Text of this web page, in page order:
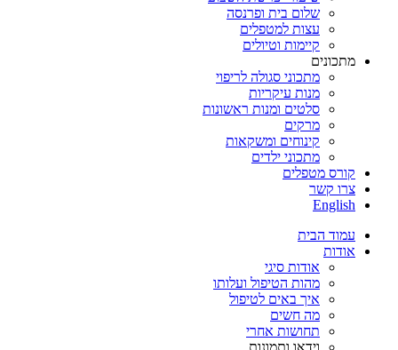
שלום בית ופרנסה
עצות למטפלים
קיימות וטיולים
מתכונים
מתכוני סגולה לריפוי
מנות עיקריות
סלטים ומנות ראשונות
מרקים
קינוחים ומשקאות
מתכוני ילדים
קורס מטפלים
צרו קשר
English
עמוד הבית
אודות
אודות סיגי
מהות הטיפול ועלותו
איך באים לטיפול
מה חשים
תחושות אחרי
וידאו ותמונות